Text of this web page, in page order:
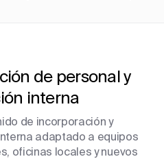
de personal y
interna
de incorporación y
adaptado a equipos
oficinas locales y nuevos